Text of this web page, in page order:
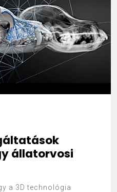
állatorvosi
a 3D technológia